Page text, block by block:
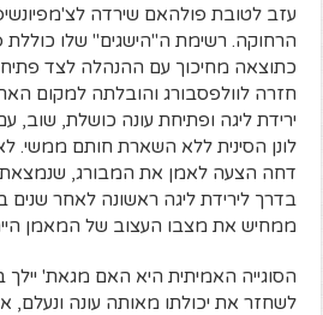
עזב לטובת פולהאם שירדה
הרחוקה. רשימת ה"הישגים" שלו כוללת
כתוצאה מחיכוך עם ההנהלה לצד
ירידת ליגה ופתיחת עונה כושלת, שוב,
לונן הסינית ללא השארת חותם ממשי.
דחה הצעה לאמן את המבורג, שנמצאת
בדרך לירידת ליגה ראשונה לאחר שנים
ממחיש את מצבו העצוב של המאמן
הסוגייה האמיתית היא האם מגאת'
לשחזר את יכולתו מאותה עונה ונעלם,